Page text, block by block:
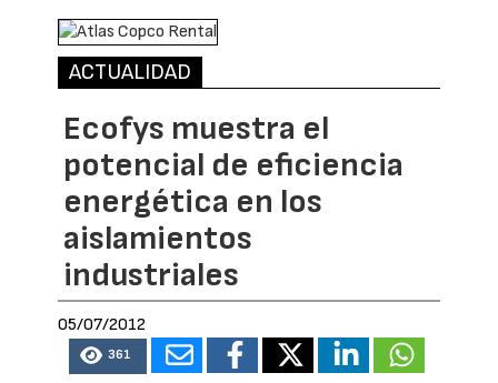
ACTUALIDAD
Ecofys muestra el
potencial de eficiencia
energética en los
aislamientos
industriales
05/07/2012
361